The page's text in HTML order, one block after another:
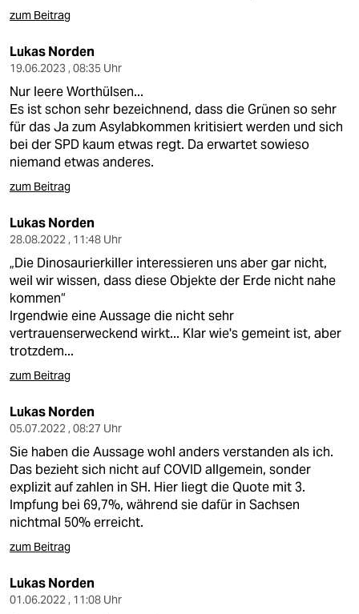
zum Beitrag
Lukas Norden
19.06.2023 , 08:35 Uhr
Nur leere Worthülsen...
Es ist schon sehr bezeichnend, dass die Grünen so sehr
für das Ja zum Asylabkommen kritisiert werden und sich
bei der SPD kaum etwas regt. Da erwartet sowieso
niemand etwas anderes.
zum Beitrag
Lukas Norden
28.08.2022 , 11:48 Uhr
„Die Dinosaurierkiller interessieren uns aber gar nicht,
weil wir wissen, dass diese Objekte der Erde nicht nahe
kommen“
Irgendwie eine Aussage die nicht sehr
vertrauenserweckend wirkt... Klar wie's gemeint ist, aber
trotzdem...
zum Beitrag
Lukas Norden
05.07.2022 , 08:27 Uhr
Sie haben die Aussage wohl anders verstanden als ich.
Das bezieht sich nicht auf COVID allgemein, sonder
explizit auf zahlen in SH. Hier liegt die Quote mit 3.
Impfung bei 69,7%, während sie dafür in Sachsen
nichtmal 50% erreicht.
zum Beitrag
Lukas Norden
01.06.2022 , 11:08 Uhr